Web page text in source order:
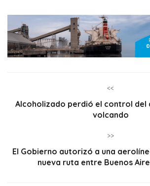
<<
Alcoholizado perdió el control del
volcando
>>
El Gobierno autorizó a una
nueva ruta entre Buenos